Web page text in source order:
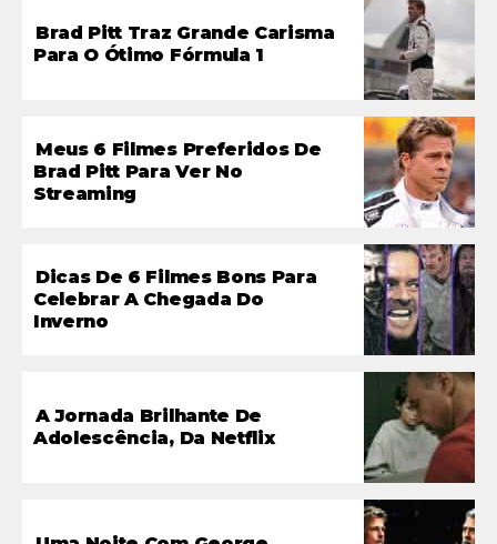
Brad Pitt Traz Grande Carisma
Para O Ótimo Fórmula 1
Meus 6 Filmes Preferidos De
Brad Pitt Para Ver No
Streaming
Dicas De 6 Filmes Bons Para
Celebrar A Chegada Do
Inverno
A Jornada Brilhante De
Adolescência, Da Netflix